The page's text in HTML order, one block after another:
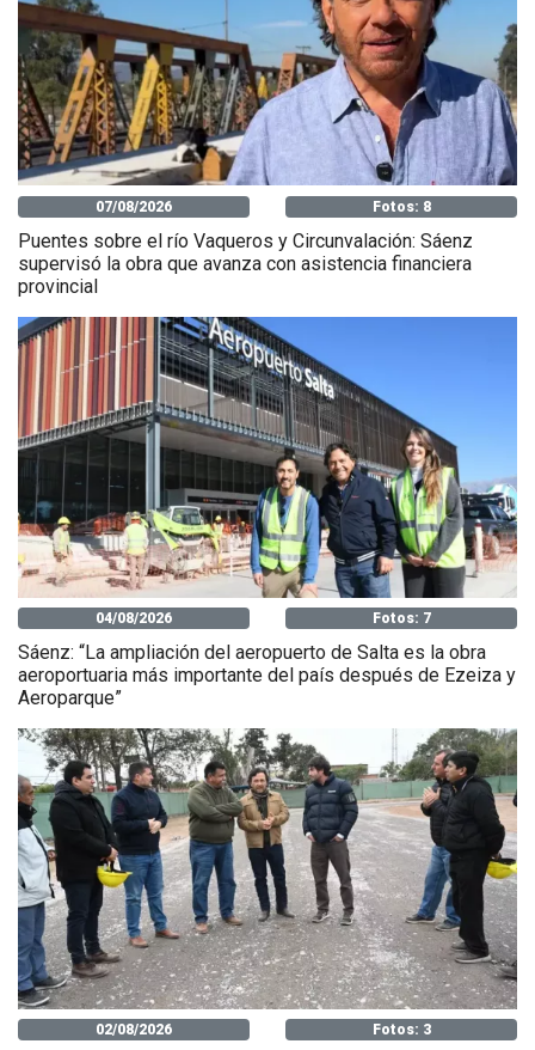
07/08/2026 Fotos: 8
Puentes sobre el río Vaqueros y Circunvalación: Sáenz
supervisó la obra que avanza con asistencia financiera
provincial
04/08/2026 Fotos: 7
Sáenz: “La ampliación del aeropuerto de Salta es la obra
aeroportuaria más importante del país después de Ezeiza y
Aeroparque”
02/08/2026 Fotos: 3